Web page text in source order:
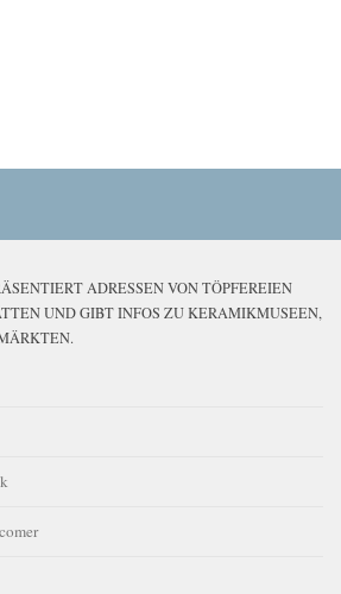
ADRESSEN VON TÖPFEREIEN
UND GIBT INFOS ZU KERAMIKMUSEEN,